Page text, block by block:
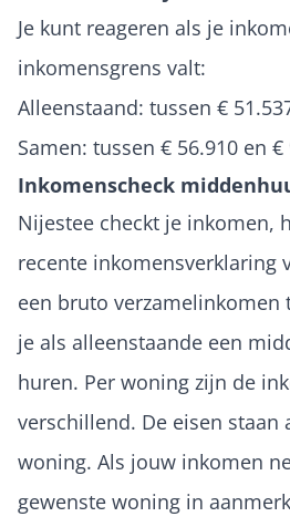
Je kunt reageren als je
inkomensgrens valt:
Alleenstaand: tussen €
Samen: tussen € 56.910 en €
Inkomenscheck
Nijestee checkt je inkomen,
recente inkomensverklaring
een bruto verzamelinkomen
je als alleenstaande een
huren. Per woning zijn de
verschillend. De eisen
woning. Als jouw inkomen
gewenste woning in